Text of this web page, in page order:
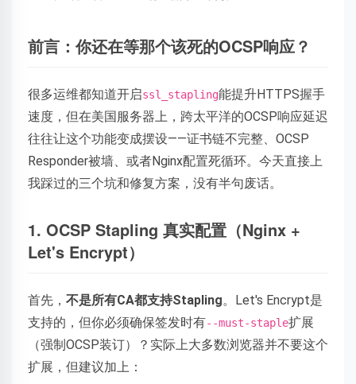
前言：你还在等那个该死的OCSP响应？
很多运维都知道开启ssl_stapling能提升HTTPS握手
速度，但在美国服务器上，跨太平洋的OCSP响应延迟
往往让这个功能变成摆设——证书链不完整、OCSP
Responder被墙、或者Nginx配置死循环。今天直接上
我踩过的三个坑和修复方案，没有半句废话。
1. OCSP Stapling 真实配置（Nginx +
Let's Encrypt）
首先， 不是所有CA都支持Stapling。Let's Encrypt是
支持的，但你必须确保签发时有--must-staple扩展
（强制OCSP装订）？实际上大多数浏览器并不要这个
扩展，但建议加上：